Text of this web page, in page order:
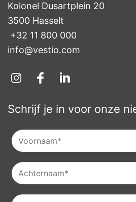
Kolonel Dusartplein 20
3500 Hasselt
+32 11 800 000
info@vestio.com
Schrijf je in voor onze